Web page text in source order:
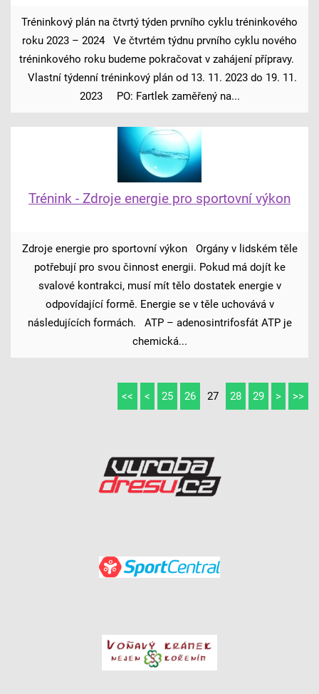
Tréninkový plán na čtvrtý týden prvního cyklu tréninkového
roku 2023 – 2024 Ve čtvrtém týdnu prvního cyklu nového
tréninkového roku budeme pokračovat v zahájení přípravy.
Vlastní týdenní tréninkový plán od 13. 11. 2023 do 19. 11.
2023 PO: Fartlek zaměřený na...
Trénink - Zdroje energie pro sportovní výkon
Zdroje energie pro sportovní výkon Orgány v lidském těle
potřebují pro svou činnost energii. Pokud má dojít ke
svalové kontrakci, musí mít tělo dostatek energie v
odpovídající formě. Energie se v těle uchovává v
následujících formách. ATP – adenosintrifosfát ATP je
chemická...
<< < 25 26 27 28 29 > >>